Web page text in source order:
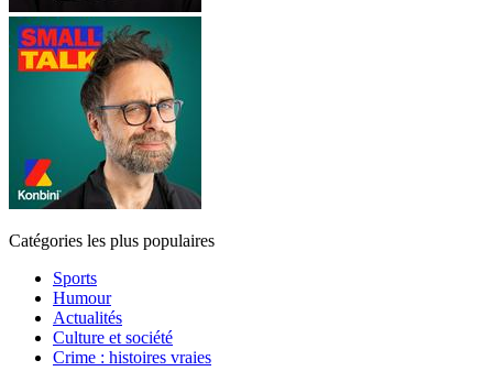
Catégories les plus populaires
Sports
Humour
Actualités
Culture et société
Crime : histoires vraies